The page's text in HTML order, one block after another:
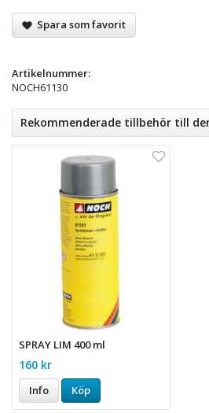
Spara som favorit
Artikelnummer:
NOCH61130
Rekommenderade tillbehör till
SPRAY LIM 400 ml
160 kr
Info Köp